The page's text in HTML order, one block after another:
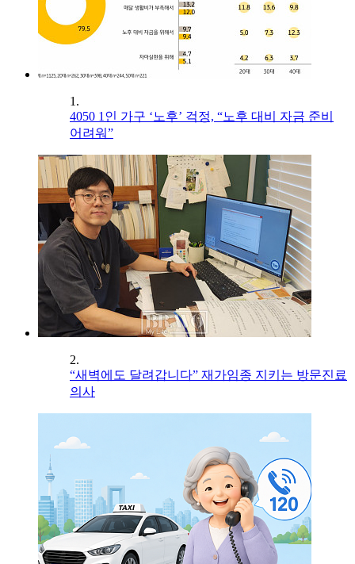
1.
4050 1인 가구 ‘노후’ 걱정, “노후 대비 자금 준비
어려워”
2.
“새벽에도 달려갑니다” 재가임종 지키는 방문진료
의사